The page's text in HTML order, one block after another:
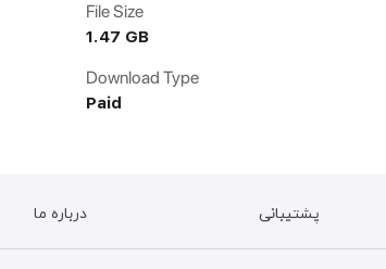
File Size
1.47 GB
Download Type
Paid
درباره ما پشتیبانی